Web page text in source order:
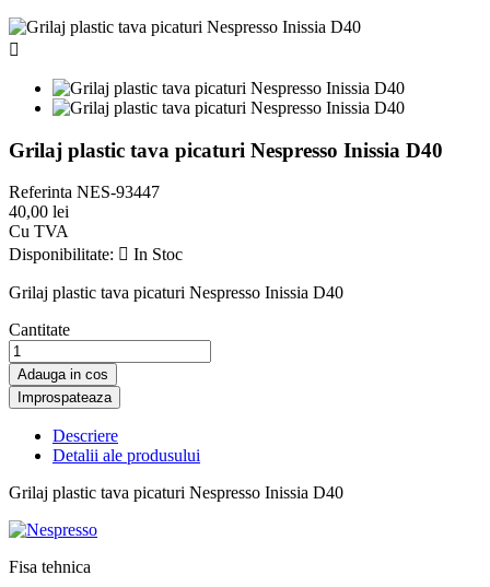

Grilaj plastic tava picaturi Nespresso Inissia D40
Referinta NES-93447
40,00 lei
Cu TVA
Disponibilitate:  In Stoc
Grilaj plastic tava picaturi Nespresso Inissia D40
Cantitate
Adauga in cos
Descriere
Detalii ale produsului
Grilaj plastic tava picaturi Nespresso Inissia D40
Fisa tehnica